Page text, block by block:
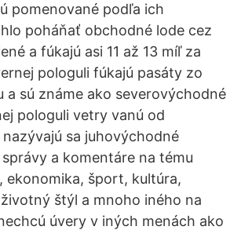
pomenované podľa ich
poháňať obchodné lode cez
a fúkajú asi 11 až 13 míľ za
pologuli fúkajú pasáty zo
a sú známe ako severovýchodné
pologuli vetry vanú od
sa juhovýchodné
a komentáre na tému
ekonomika, šport, kultúra,
štýl a mnoho iného na
úvery v iných menách ako